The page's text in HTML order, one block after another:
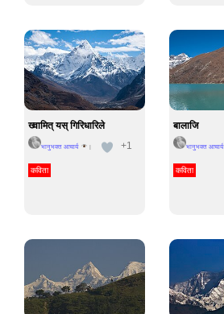
ख्वामित् यस् गिरिधारिले
भानुभक्त आचार्य | +1
कविता
बालाजि
भानुभक्त आचार्य
कविता